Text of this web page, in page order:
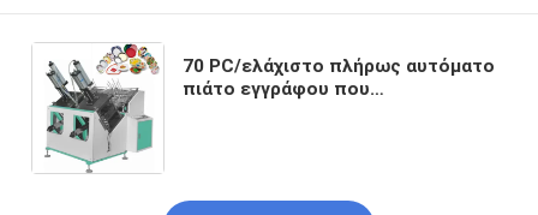
70 PC/ελάχιστο πλήρως αυτόματο
πιάτο εγγράφου που